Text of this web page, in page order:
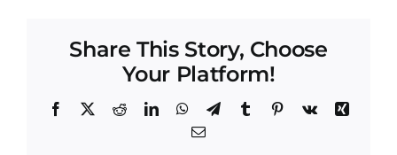
Share This Story, Choose
Your Platform!
Facebook
X RedditLinkedInWhatsApp
TelegramTumblrPinterest
Vk
Xing
Correo